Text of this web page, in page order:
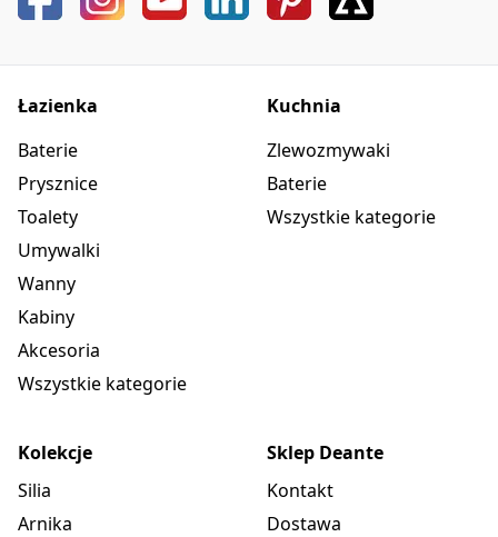
Łazienka
Baterie
Prysznice
Toalety
Umywalki
Wanny
Kabiny
Akcesoria
Wszystkie kategorie
Kuchnia
Zlewozmywaki
Baterie
Wszystkie kategorie
Kolekcje
Silia
Arnika
Sklep Deante
Kontakt
Dostawa